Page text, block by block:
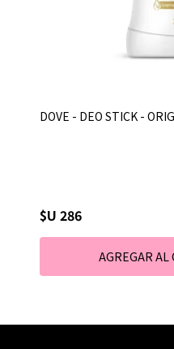
DOVE - DEO STICK -
$U 286